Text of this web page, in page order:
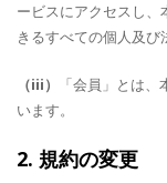
ービスにアクセスし
きるすべての個人及び
（iii）
「会員」とは
います。
2. 規約の変更